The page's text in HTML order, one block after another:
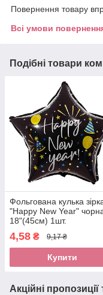
Повернення товару
Всі умови
Подібні товари
Фольгована кулька
"Happy New Year"
18"(45см) 1шт.
4,58 ₴ 9,17 ₴
Купити
Акційні